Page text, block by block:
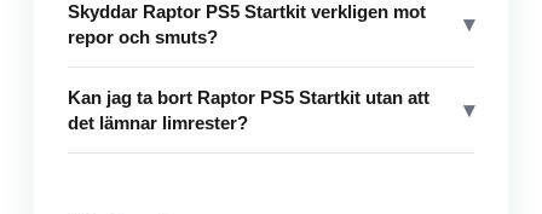
Skyddar Raptor PS5 Startkit verkligen mot
repor och smuts?
▾
Kan jag ta bort Raptor PS5 Startkit utan att
det lämnar limrester?
▾